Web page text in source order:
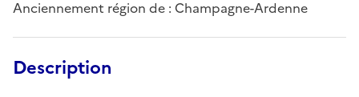
Anciennement région de : Champagne-Ardenne
Description